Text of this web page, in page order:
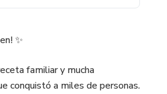
✨
familiar y mucha
conquistó a miles de personas.